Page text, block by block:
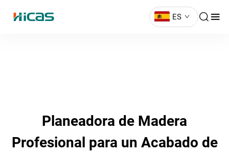
ES
Planeadora de Madera
Profesional para un Acabado de